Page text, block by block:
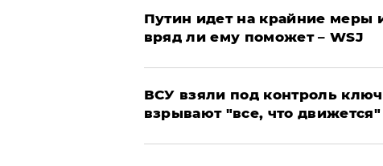
Путин идет на крайние меры
вряд ли ему поможет – WSJ
ВСУ взяли под контроль
взрывают "все, что движется"